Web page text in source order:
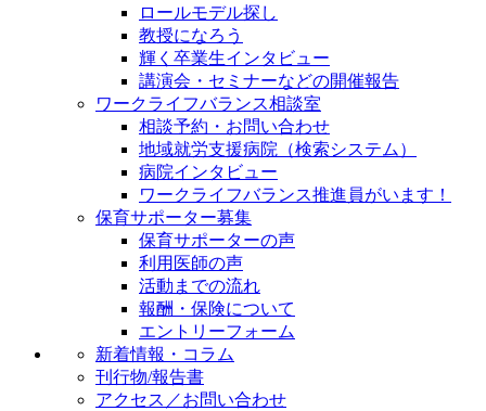
ロールモデル探し
教授になろう
輝く卒業生インタビュー
講演会・セミナーなどの開催報告
ワークライフバランス相談室
相談予約・お問い合わせ
地域就労支援病院（検索システム）
病院インタビュー
ワークライフバランス推進員がいます！
保育サポーター募集
保育サポーターの声
利用医師の声
活動までの流れ
報酬・保険について
エントリーフォーム
新着情報・コラム
刊行物/報告書
アクセス／お問い合わせ